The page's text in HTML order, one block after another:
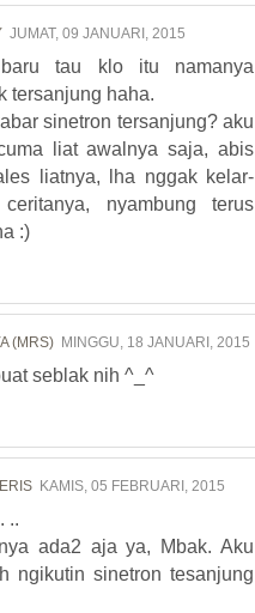
JUMAT, 09 JANUARI, 2015
tau klo itu namanya
tersanjung haha.
sinetron tersanjung? aku
liat awalnya saja, abis
liatnya, lha nggak kelar-
nyambung terus
:)
(MRS) MINGGU, 18 JANUARI, 2015
seblak nih ^_^
KAMIS, 05 FEBRUARI, 2015
..
ada2 aja ya, Mbak. Aku
ngikutin sinetron tesanjung